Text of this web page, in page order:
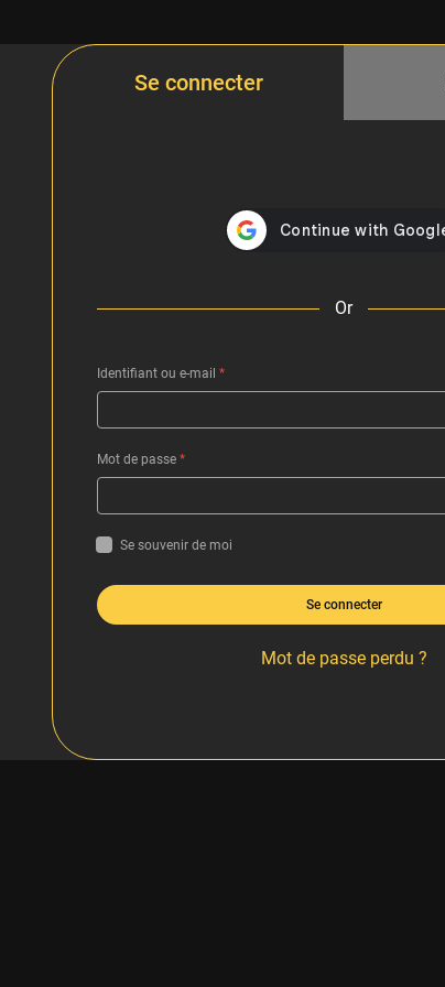
Se connecter
Or
Identifiant ou e-mail *
Mot de passe *
Se souvenir de moi
Se connecter
Mot de passe perdu ?